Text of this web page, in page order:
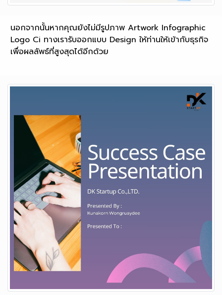
นอกจากนั้นหากคุณยังไม่มีรูปภาพ Artwork Infographic
Logo Ci ทางเรารับออกแบบ Design ให้ท่านให้เข้ากับธุรกิจ
เพื่อผลลัพธ์ที่สูงสุดได้อีกด้วย